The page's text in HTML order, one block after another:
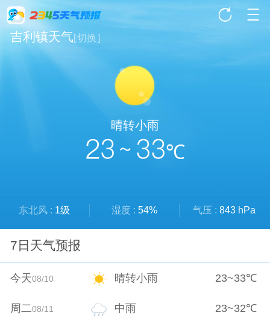
吉利镇天气[切换]
晴转小雨
23 ~ 33℃
东北风 : 1级 湿度 : 54% 气压 : 843 hPa
7日天气预报
今天08/10 晴转小雨 23~33℃
周二08/11 中雨 23~32℃